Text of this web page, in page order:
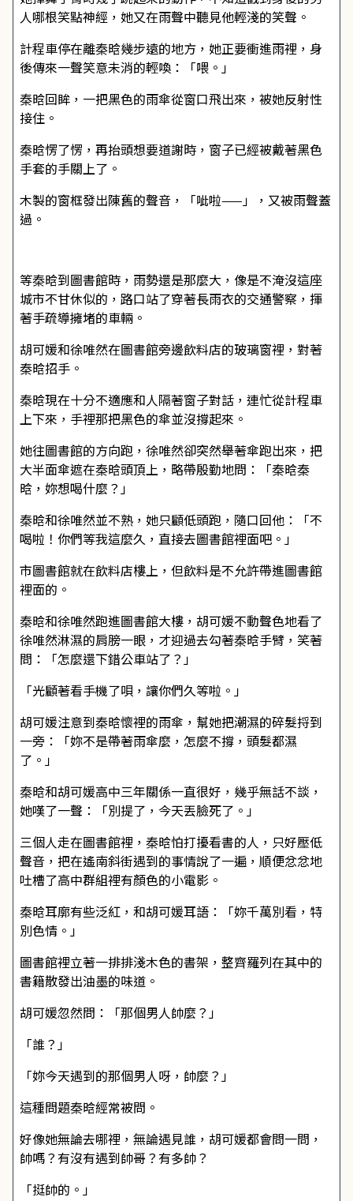
人哪根笑點神經，她又在雨聲中聽見他輕淺的笑聲。
計程車停在離秦晗幾步遠的地方，她正要衝進雨裡，身
後傳來一聲笑意未消的輕喚：「喂。」
秦晗回眸，一把黑色的雨傘從窗口飛出來，被她反射性
接住。
秦晗愣了愣，再抬頭想要道謝時，窗子已經被戴著黑色
手套的手關上了。
木製的窗框發出陳舊的聲音，「呲啦——」，又被雨聲蓋
過。
等秦晗到圖書館時，雨勢還是那麼大，像是不淹沒這座
城市不甘休似的，路口站了穿著長雨衣的交通警察，揮
著手疏導擁堵的車輛。
胡可媛和徐唯然在圖書館旁邊飲料店的玻璃窗裡，對著
秦晗招手。
秦晗現在十分不適應和人隔著窗子對話，連忙從計程車
上下來，手裡那把黑色的傘並沒撐起來。
她往圖書館的方向跑，徐唯然卻突然舉著傘跑出來，把
大半面傘遮在秦晗頭頂上，略帶殷勤地問：「秦晗秦
晗，妳想喝什麼？」
秦晗和徐唯然並不熟，她只顧低頭跑，隨口回他：「不
喝啦！你們等我這麼久，直接去圖書館裡面吧。」
市圖書館就在飲料店樓上，但飲料是不允許帶進圖書館
裡面的。
秦晗和徐唯然跑進圖書館大樓，胡可媛不動聲色地看了
徐唯然淋濕的肩膀一眼，才迎過去勾著秦晗手臂，笑著
問：「怎麼還下錯公車站了？」
「光顧著看手機了唄，讓你們久等啦。」
胡可媛注意到秦晗懷裡的雨傘，幫她把潮濕的碎髮捋到
一旁：「妳不是帶著雨傘麼，怎麼不撐，頭髮都濕
了。」
秦晗和胡可媛高中三年關係一直很好，幾乎無話不談，
她嘆了一聲：「別提了，今天丟臉死了。」
三個人走在圖書館裡，秦晗怕打擾看書的人，只好壓低
聲音，把在遙南斜街遇到的事情說了一遍，順便忿忿地
吐槽了高中群組裡有顏色的小電影。
秦晗耳廓有些泛紅，和胡可媛耳語：「妳千萬別看，特
別色情。」
圖書館裡立著一排排淺木色的書架，整齊羅列在其中的
書籍散發出油墨的味道。
胡可媛忽然問：「那個男人帥麼？」
「誰？」
「妳今天遇到的那個男人呀，帥麼？」
這種問題秦晗經常被問。
好像她無論去哪裡，無論遇見誰，胡可媛都會問一問，
帥嗎？有沒有遇到帥哥？有多帥？
「挺帥的。」